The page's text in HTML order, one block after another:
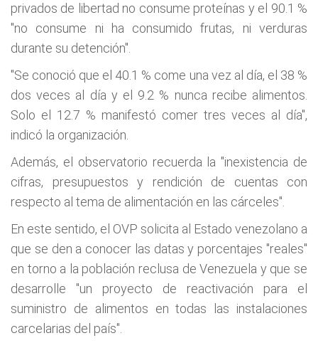
privados de libertad no consume proteínas y el 90.1 %
"no consume ni ha consumido frutas, ni verduras
durante su detención".
"Se conoció que el 40.1 % come una vez al día, el 38 %
dos veces al día y el 9.2 % nunca recibe alimentos.
Solo el 12.7 % manifestó comer tres veces al día",
indicó la organización.
Además, el observatorio recuerda la "inexistencia de
cifras, presupuestos y rendición de cuentas con
respecto al tema de alimentación en las cárceles".
En este sentido, el OVP solicita al Estado venezolano a
que se den a conocer las datas y porcentajes "reales"
en torno a la población reclusa de Venezuela y que se
desarrolle "un proyecto de reactivación para el
suministro de alimentos en todas las instalaciones
carcelarias del país".